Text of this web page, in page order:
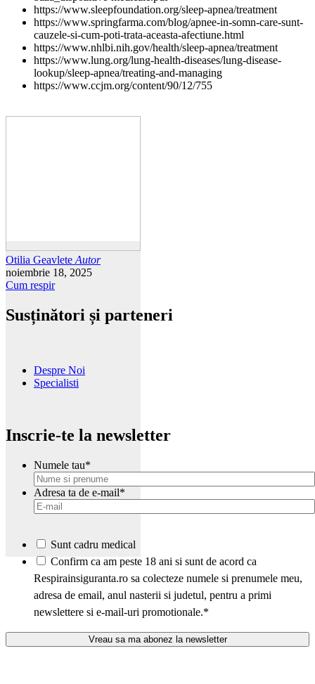
https://www.sleepfoundation.org/sleep-apnea/treatment
https://www.springfarma.com/blog/apnee-in-somn-care-sunt-
cauzele-si-cum-poti-trata-aceasta-afectiune.html
https://www.nhlbi.nih.gov/health/sleep-apnea/treatment
https://www.lung.org/lung-health-diseases/lung-disease-
lookup/sleep-apnea/treating-and-managing
https://www.ccjm.org/content/90/12/755
Otilia Geavlete Autor
noiembrie 18, 2025
Cum respir
Susținători și parteneri
Despre Noi
Specialisti
Inscrie-te la newsletter
Numele tau*
Adresa ta de e-mail*
Sunt cadru medical
*
Confirm ca am peste 18 ani si sunt de acord ca
Respirainsiguranta.ro sa colecteze numele si prenumele meu,
adresa de email, anul nasterii si judetul, pentru a primi
newslettere si e-mail-uri promotionale.*